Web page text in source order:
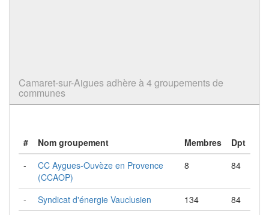
Camaret-sur-Aigues adhère à 4 groupements de
communes
# Nom groupement Membres
Dpt
-
CC Aygues-Ouvèze en Provence
(CCAOP)
8 84
- Syndicat d'énergie Vauclusien 134
84